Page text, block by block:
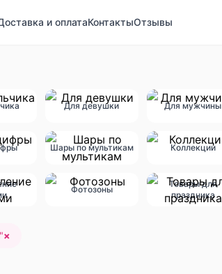
и оплатаКонтактыОтзывы
Для девушки Для мужчины
Шары по мультикам Коллекции
Фотозоны
Товары для
праздника
"×